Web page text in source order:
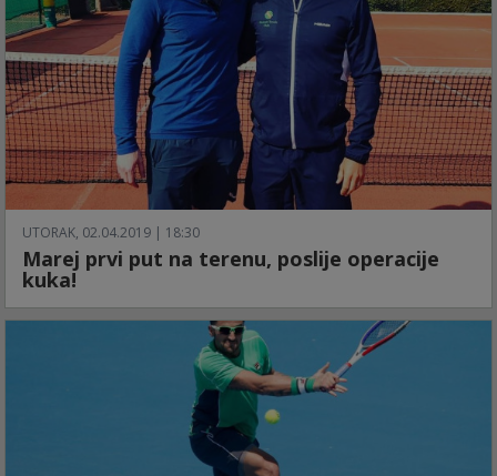
UTORAK, 02.04.2019 | 18:30
Marej prvi put na terenu, poslije operacije
kuka!